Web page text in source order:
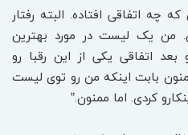
اتفاقی افتاده. البته رفتار
من یک لیست در مورد بهترین
اتفاقی یکی از این رقبا رو
بابت اینکه من رو توی لیست
کردی. اما ممنون.”